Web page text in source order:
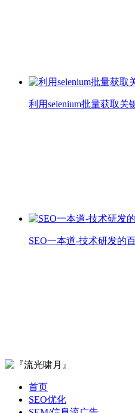
利用selenium批量获取关
SEO一本道-技术研发的
首页
SEO优化